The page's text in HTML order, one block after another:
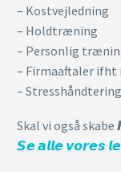
– Kostvejledning
– Holdtræning
– Personlig
– Firmaaftaler
–
Skal vi også
𝙎𝙚 𝙖𝙡𝙡𝙚 𝙫𝙤𝙧𝙚𝙨